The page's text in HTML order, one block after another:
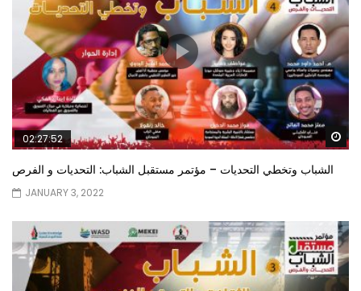
02:27:52
الشباب وتخطي التحديات – مؤتمر مستقبل الشباب: التحديات و الفرص
JANUARY 3, 2022